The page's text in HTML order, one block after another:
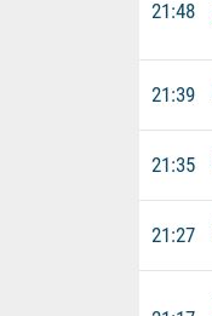
21:48
21:39
21:35
21:27